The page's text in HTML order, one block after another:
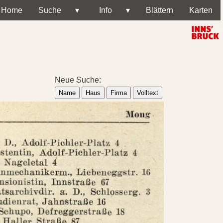
Home Suche ▾ Info ▾ Blättern Karten
Neue Suche:
Name Haus Firma Volltext